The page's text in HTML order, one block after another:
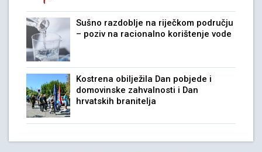
Sušno razdoblje na riječkom području
– poziv na racionalno korištenje vode
Kostrena obilježila Dan pobjede i
domovinske zahvalnosti i Dan
hrvatskih branitelja